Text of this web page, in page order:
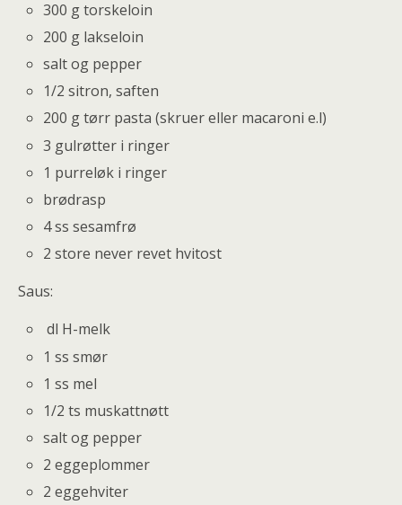
300 g torskeloin
200 g lakseloin
salt og pepper
1/2 sitron, saften
200 g tørr pasta (skruer eller macaroni e.l)
3 gulrøtter i ringer
1 purreløk i ringer
brødrasp
4 ss sesamfrø
2 store never revet hvitost
Saus:
dl H-melk
1 ss smør
1 ss mel
1/2 ts muskattnøtt
salt og pepper
2 eggeplommer
2 eggehviter